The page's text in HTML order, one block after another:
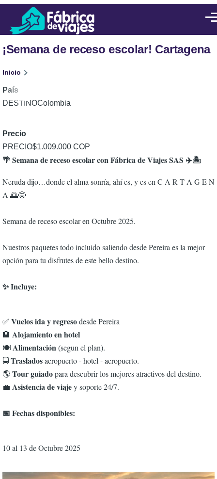
Pasar al contenido principal
¡Semana de receso escolar! Cartagena
Ruta
de
navegación
Inicio
País
Colombia
Precio
$1.009.000 COP
🌴 Semana de receso escolar con Fábrica de Viajes SAS ✈️🏝️
Neruda dijo…donde el alma sonría, ahí es, y es en C A R T A G E N
A 🌅🤩
Semana de receso escolar en Octubre 2025.
Nuestros paquetes todo incluido saliendo desde Pereira es la mejor
opción para tu disfrutes de este bello destino.
✨ Incluye:
✅ Vuelos ida y regresodesde Pereira
🏨 Alojamiento en hotel
🍽️Alimentación(segun el plan).
🚍Trasladosaeropuerto - hotel - aeropuerto.
🌎Tour guiadopara descubrir los mejores atractivos del destino.
💼 Asistencia de viajey soporte 24/7.
📅 Fechas disponibles:
10 al 13 de Octubre 2025